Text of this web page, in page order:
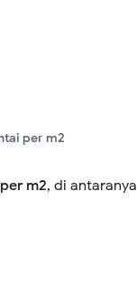
per m2
m2, di antaranya